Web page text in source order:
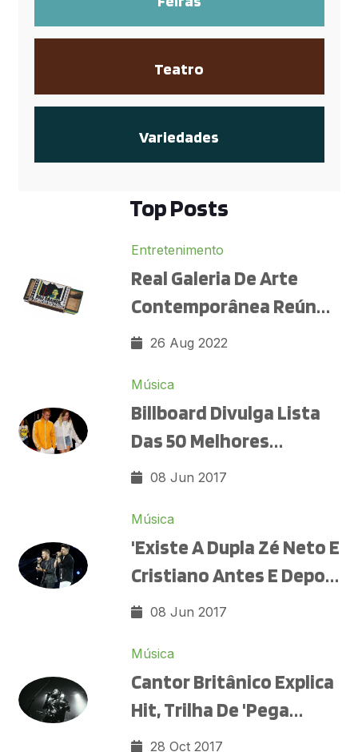
Teatro
Variedades
Top Posts
Entretenimento
Real Galeria De Arte
Contemporânea Reúne
Obras De Di Cavalcanti,
De Paula Lima Em
Copacabana
26 Aug 2022
Música
Billboard Divulga Lista
Das 50 Melhores
Músicas De 2017
08 Jun 2017
Música
'Existe A Dupla Zé Neto E
Cristiano Antes E Depois
Da Música 'Seu Polícia'',
Sertanejo
08 Jun 2017
Música
Cantor Britânico Explica
Hit, Trilha De 'Pega
Pega': 'É Uma Visão
28 Oct 2017